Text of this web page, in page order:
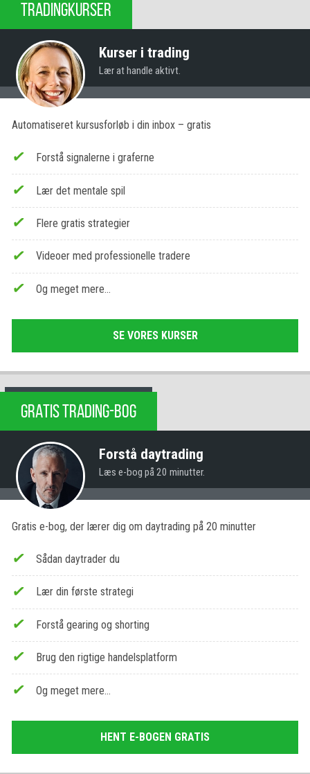
TRADINGKURSER
Kurser i trading
Lær at handle aktivt.
Automatiseret kursusforløb i din inbox – gratis
Forstå signalerne i graferne
Lær det mentale spil
Flere gratis strategier
Videoer med professionelle tradere
Og meget mere…
SE VORES KURSER
GRATIS TRADING-BOG
Forstå daytrading
Læs e-bog på 20 minutter.
Gratis e-bog, der lærer dig om daytrading på 20 minutter
Sådan daytrader du
Lær din første strategi
Forstå gearing og shorting
Brug den rigtige handelsplatform
Og meget mere…
HENT E-BOGEN GRATIS